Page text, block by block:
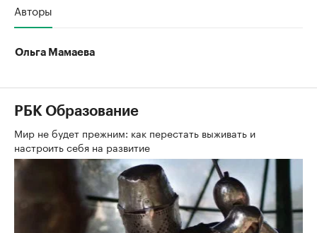
Авторы
Ольга Мамаева
РБК Образование
Мир не будет прежним: как перестать выживать и
настроить себя на развитие